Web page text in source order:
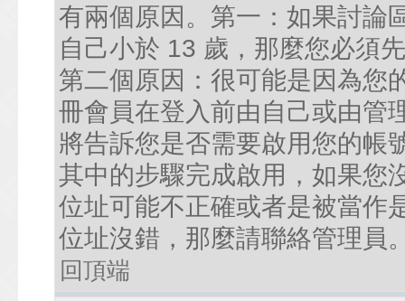
有兩個原因。第一：如果討論
自己小於 13 歲，那麼您必須
第二個原因：很可能是因為您
冊會員在登入前由自己或由管
將告訴您是否需要啟用您的帳
其中的步驟完成啟用，如果您
位址可能不正確或者是被當作
位址沒錯，那麼請聯絡管理員
回頂端